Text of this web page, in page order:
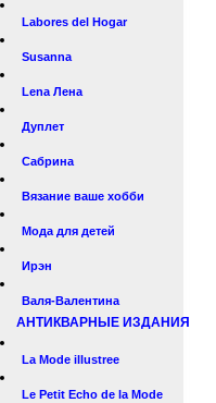
Labores del Hogar
Susanna
Lena Лена
Дуплет
Сабрина
Вязание ваше хобби
Мода для детей
Ирэн
Валя-Валентина
АНТИКВАРНЫЕ ИЗДАНИЯ
La Mode illustree
Le Petit Echo de la Mode